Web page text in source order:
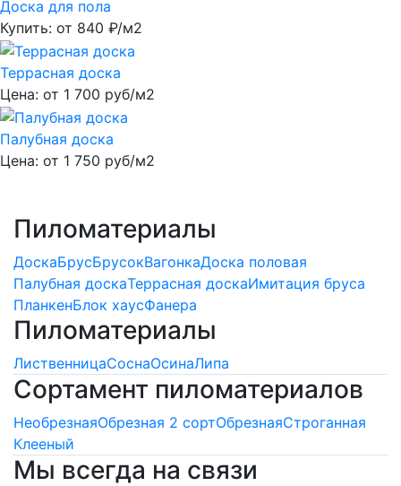
Доска для пола
Купить: от 840 ₽/м2
Террасная доска
Цена: от 1 700 руб/м2
Палубная доска
Цена: от 1 750 руб/м2
Пиломатериалы
ДоскаБрусБрусокВагонкаДоска половая
Палубная доскаТеррасная доскаИмитация бруса
ПланкенБлок хаусФанера
Пиломатериалы
ЛиственницаСоснаОсинаЛипа
Сортамент пиломатериалов
НеобрезнаяОбрезная 2 сортОбрезнаяСтроганная
Клееный
Мы всегда на связи